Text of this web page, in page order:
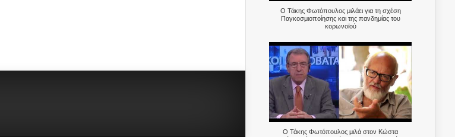
Ο Τάκης Φωτόπουλος μιλάει για τη σχέση
Παγκοσμιοποίησης και της πανδημίας του
κορωνοϊού
Ο Τάκης Φωτόπουλος μιλά στον Κώστα